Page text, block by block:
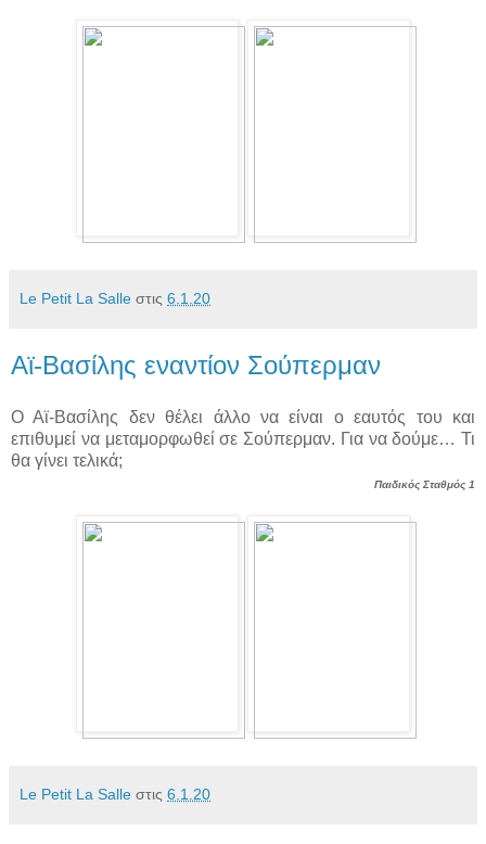
Le Petit La Salle στις 6.1.20
Αϊ-Βασίλης εναντίον Σούπερμαν
Ο Αϊ-Βασίλης δεν θέλει άλλο να είναι ο εαυτός του και
επιθυμεί να μεταμορφωθεί σε Σούπερμαν. Για να δούμε… Τι
θα γίνει τελικά;
Παιδικός Σταθμός 1
Le Petit La Salle στις 6.1.20